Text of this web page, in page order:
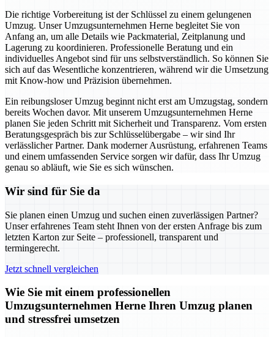
Die richtige Vorbereitung ist der Schlüssel zu einem gelungenen
Umzug. Unser Umzugsunternehmen Herne begleitet Sie von
Anfang an, um alle Details wie Packmaterial, Zeitplanung und
Lagerung zu koordinieren. Professionelle Beratung und ein
individuelles Angebot sind für uns selbstverständlich. So können Sie
sich auf das Wesentliche konzentrieren, während wir die Umsetzung
mit Know-how und Präzision übernehmen.
Ein reibungsloser Umzug beginnt nicht erst am Umzugstag, sondern
bereits Wochen davor. Mit unserem Umzugsunternehmen Herne
planen Sie jeden Schritt mit Sicherheit und Transparenz. Vom ersten
Beratungsgespräch bis zur Schlüsselübergabe – wir sind Ihr
verlässlicher Partner. Dank moderner Ausrüstung, erfahrenen Teams
und einem umfassenden Service sorgen wir dafür, dass Ihr Umzug
genau so abläuft, wie Sie es sich wünschen.
Wir sind für Sie da
Sie planen einen Umzug und suchen einen zuverlässigen Partner?
Unser erfahrenes Team steht Ihnen von der ersten Anfrage bis zum
letzten Karton zur Seite – professionell, transparent und
termingerecht.
Jetzt schnell vergleichen
Wie Sie mit einem professionellen
Umzugsunternehmen Herne Ihren Umzug planen
und stressfrei umsetzen